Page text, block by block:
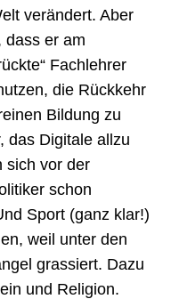
verändert. Aber
dass er am
Fachlehrer
die Rückkehr
Bildung zu
das Digitale allzu
sich vor der
schon
Sport (ganz klar!)
weil unter den
grassiert. Dazu
und Religion.